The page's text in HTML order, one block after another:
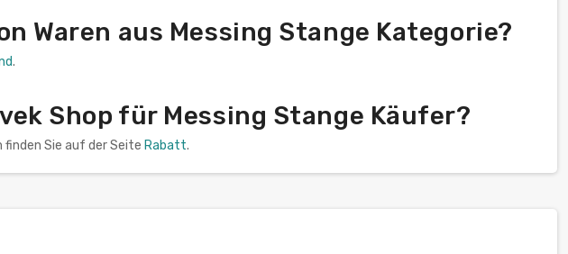
Waren aus Messing Stange Kategorie?
.
Shop für Messing Stange Käufer?
Sie auf der Seite Rabatt.